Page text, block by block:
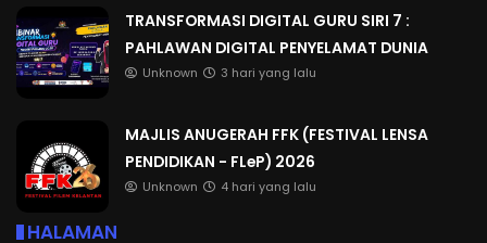
TRANSFORMASI DIGITAL GURU SIRI 7 :
PAHLAWAN DIGITAL PENYELAMAT DUNIA
Unknown 3 hari yang lalu
MAJLIS ANUGERAH FFK (FESTIVAL LENSA
PENDIDIKAN - FLeP) 2026
Unknown 4 hari yang lalu
HALAMAN